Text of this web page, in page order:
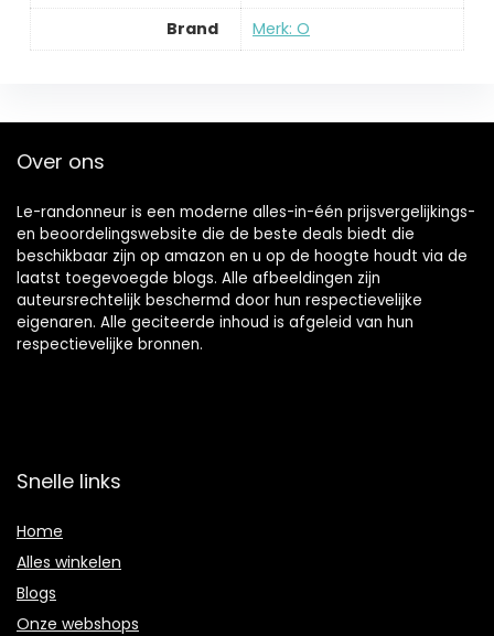
Brand Merk: O
Over ons
Le-randonneur is een moderne alles-in-één prijsvergelijkings-
en beoordelingswebsite die de beste deals biedt die
beschikbaar zijn op amazon en u op de hoogte houdt via de
laatst toegevoegde blogs. Alle afbeeldingen zijn
auteursrechtelijk beschermd door hun respectievelijke
eigenaren. Alle geciteerde inhoud is afgeleid van hun
respectievelijke bronnen.
Snelle links
Home
Alles winkelen
Blogs
Onze webshops